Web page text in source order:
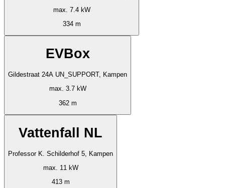
max. 7.4 kW
334 m
EVBox
Gildestraat 24A UN_SUPPORT, Kampen
max. 3.7 kW
362 m
Vattenfall NL
Professor K. Schilderhof 5, Kampen
max. 11 kW
413 m